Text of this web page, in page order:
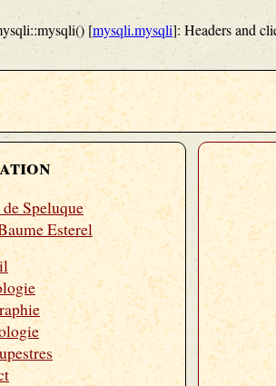
[mysqli.mysqli]: Headers and
Speluque
Esterel